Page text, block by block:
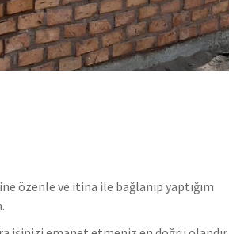
özenle ve itina ile bağlanıp yaptığım